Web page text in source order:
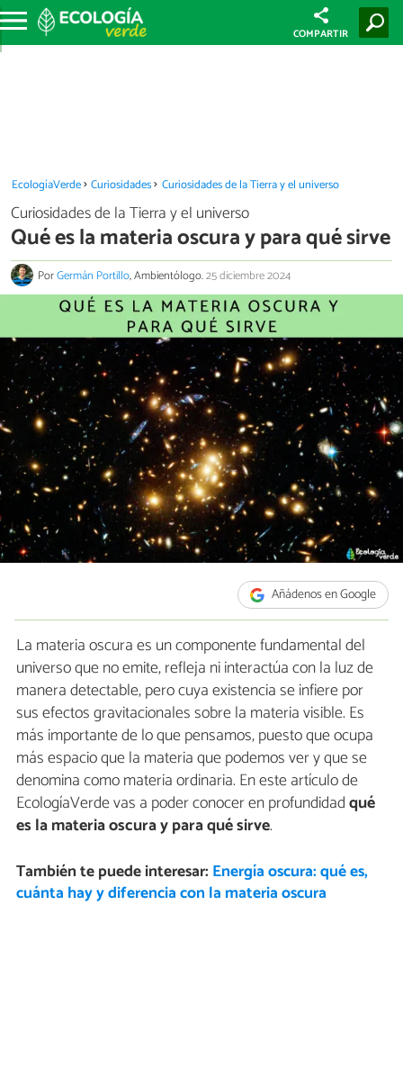
COMPARTIR
EcologíaVerde Curiosidades Curiosidades de la Tierra y el universo
Curiosidades de la Tierra y el universo
Qué es la materia oscura y para qué sirve
PorGermán Portillo, Ambientólogo.25 diciembre 2024
Añádenos en Google
La materia oscura es un componente fundamental del
universo que no emite, refleja ni interactúa con la luz de
manera detectable, pero cuya existencia se infiere por
sus efectos gravitacionales sobre la materia visible. Es
más importante de lo que pensamos, puesto que ocupa
más espacio que la materia que podemos ver y que se
denomina como materia ordinaria. En este artículo de
EcologíaVerde vas a poder conocer en profundidadqué
es la materia oscura y para qué sirve.
También te puede interesar: Energía oscura: qué es,
cuánta hay y diferencia con la materia oscura